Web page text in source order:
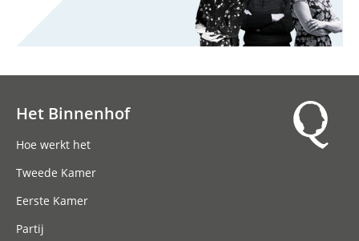
Het Binnenhof
Hoe werkt het
Tweede Kamer
Eerste Kamer
Partij